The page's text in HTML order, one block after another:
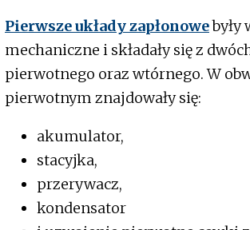
Pierwsze układy zapłonowebyły
mechaniczne i składały się z
pierwotnego oraz wtórnego. W
pierwotnym znajdowały się:
akumulator,
stacyjka,
przerywacz,
kondensator